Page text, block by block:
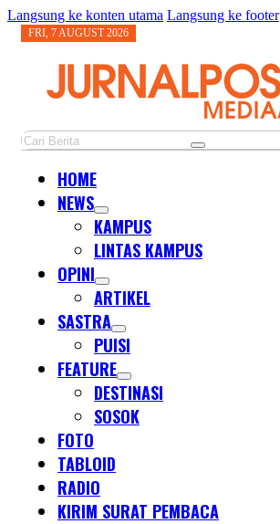
Langsung ke konten utama Langsung ke footer
FRI, 7 AUGUST 2026
Cari
HOME
NEWS
KAMPUS
LINTAS KAMPUS
OPINI
ARTIKEL
SASTRA
PUISI
FEATURE
DESTINASI
SOSOK
FOTO
TABLOID
RADIO
KIRIM SURAT PEMBACA